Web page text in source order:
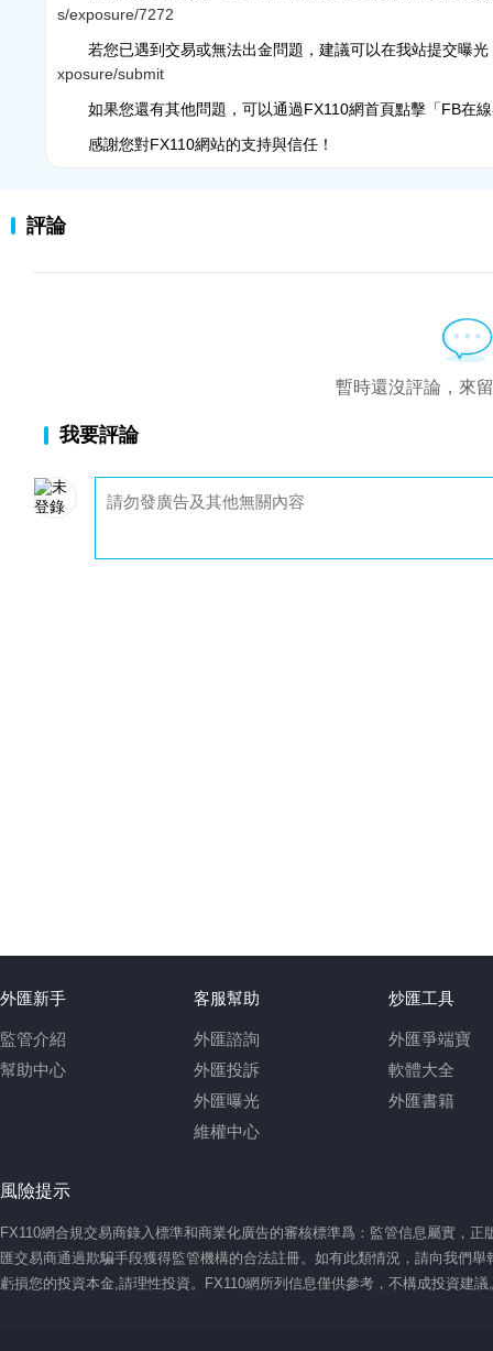
s/exposure/7272
若您已遇到交易或無法出金問題，建議可以在我站提交曝
xposure/submit
如果您還有其他問題，可以通過FX110網首頁點擊「FB在
感謝您對FX110網站的支持與信任！
評論
暫時還沒評論，來
我要評論
外匯新手
監管介紹
幫助中心
客服幫助
外匯諮詢
外匯投訴
外匯曝光
維權中心
炒匯工具
外匯爭端寶
軟體大全
外匯書籍
風險提示
FX110網合規交易商錄入標準和商業化廣告的審核標準爲：監管信息屬實，
匯交易商通過欺騙手段獲得監管機構的合法註冊。如有此類情況，請向我們
虧損您的投資本金,請理性投資。FX110網所列信息僅供參考，不構成投資建